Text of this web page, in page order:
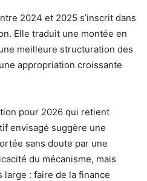
2024 et 2025 s’inscrit dans
Elle traduit une montée en
meilleure structuration des
appropriation croissante
pour 2026 qui retient
envisagé suggère une
sans doute par une
du mécanisme, mais
large : faire de la finance